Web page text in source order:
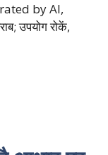
by AI,
उपयोग रोकें,